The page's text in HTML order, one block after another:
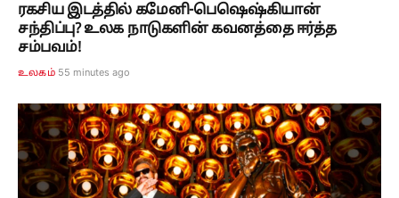
ரகசிய இடத்தில் கமேனி-பெஷெஷ்கியான்
சந்திப்பு? உலக நாடுகளின் கவனத்தை ஈர்த்த
சம்பவம்!
உலகம் 55 minutes ago